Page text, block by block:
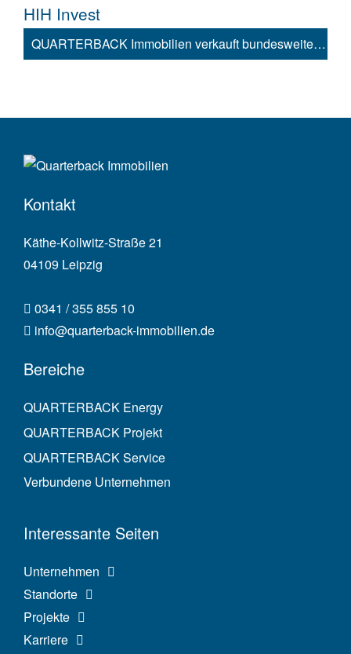
QUARTERBACK Immobilien verkauft bundesweites Portfolio an die HIH Invest
Kontakt
Käthe-Kollwitz-Straße 21
04109 Leipzig
0341 / 355 855 10
info@quarterback-immobilien.de
Bereiche
QUARTERBACK Energy
QUARTERBACK Projekt
QUARTERBACK Service
Verbundene Unternehmen
Interessante Seiten
Unternehmen
Standorte
Projekte
Karriere